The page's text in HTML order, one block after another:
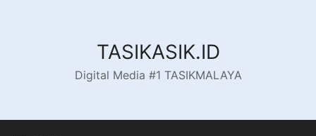
TASIKASIK.ID
Digital Media #1 TASIKMALAYA